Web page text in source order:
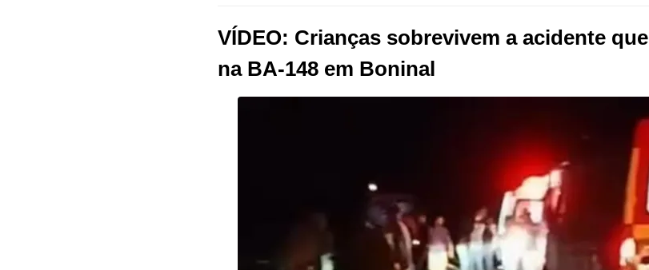
VÍDEO: Crianças sobrevivem a acidente
na BA-148 em Boninal